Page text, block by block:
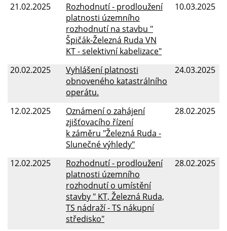
21.02.2025
10.03.2025
Rozhodnutí - prodloužení
platnosti územního
rozhodnutí na stavbu "
Špičák-Železná Ruda VN
KT - selektivní kabelizace"
20.02.2025
24.03.2025
Vyhlášení platnosti
obnoveného katastrálního
operátu.
12.02.2025
28.02.2025
Oznámení o zahájení
zjišťovacího řízení
k záměru "Železná Ruda -
Slunečné výhledy"
12.02.2025
28.02.2025
Rozhodnutí - prodloužení
platnosti územního
rozhodnutí o umístění
stavby " KT, Železná Ruda,
TS nádraží - TS nákupní
středisko"